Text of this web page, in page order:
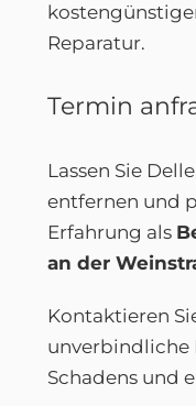
Reparatur.
Termin
Lassen Sie
entfernen und
Erfahrung als
an der
Kontaktieren
unverbindliche
Schadens und